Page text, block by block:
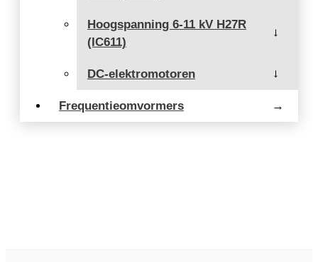
Hoogspanning 6-11 kV H27R
(IC611)
→
DC-elektromotoren →
Frequentieomvormers →